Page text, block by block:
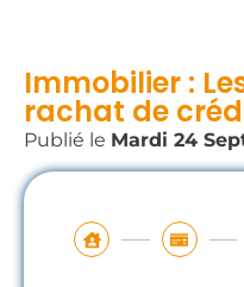
Immobilier :
rachat de
Publié le Mardi 24